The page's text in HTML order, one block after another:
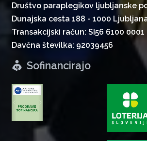
Društvo paraplegikov ljubljanske
Dunajska cesta 188 - 1000
Transakcijski račun: SI56 6100 0001
Davčna številka: 92039456
zurück
Sofinancirajo